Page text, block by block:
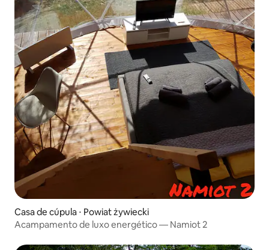
Casa de cúpula ⋅ Powiat żywiecki
Acampamento de luxo energético — Namiot 2